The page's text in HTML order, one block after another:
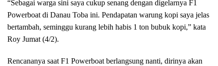
“Sebagai warga sini saya cukup senang dengan digelarnya F1
Powerboat di Danau Toba ini. Pendapatan warung kopi saya jelas
bertambah, seminggu kurang lebih habis 1 ton bubuk kopi,” kata
Roy Jumat (4/2).
Rencananya saat F1 Powerboat berlangsung nanti, dirinya akan